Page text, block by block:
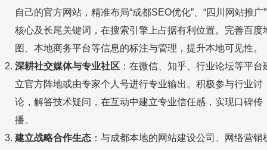
自己的官方网站，精准布局“成都SEO优化”、“四川网站推广
核心及长尾关键词，在搜索引擎上占据有利位置。完善百度
图、本地商务平台等信息的标注与管理，提升本地可见性。
深耕社交媒体与专业社区 ：在微信、知乎、行业论坛等平台
立官方阵地或由专家个人号进行专业输出。积极参与行业讨
论，解答技术疑问，在互动中建立专业信任感，实现口碑传
播。
建立战略合作生态 ：与成都本地的网站建设公司、网络营销